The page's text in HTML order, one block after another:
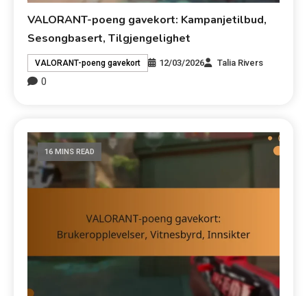
VALORANT-poeng gavekort: Kampanjetilbud,
Sesongbasert, Tilgjengelighet
VALORANT-poeng gavekort 12/03/2026 Talia Rivers
0
16 MINS READ